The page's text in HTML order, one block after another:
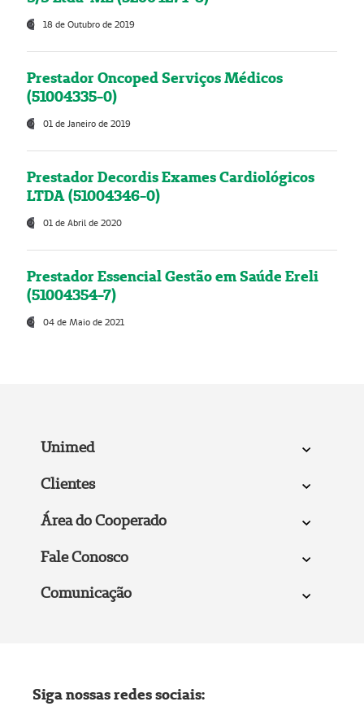
18 de Outubro de 2019
Prestador Oncoped Serviços Médicos
(51004335-0)
01 de Janeiro de 2019
Prestador Decordis Exames Cardiológicos
LTDA (51004346-0)
01 de Abril de 2020
Prestador Essencial Gestão em Saúde Ereli
(51004354-7)
04 de Maio de 2021
Unimed
Clientes
Área do Cooperado
Fale Conosco
Comunicação
Siga nossas redes sociais: